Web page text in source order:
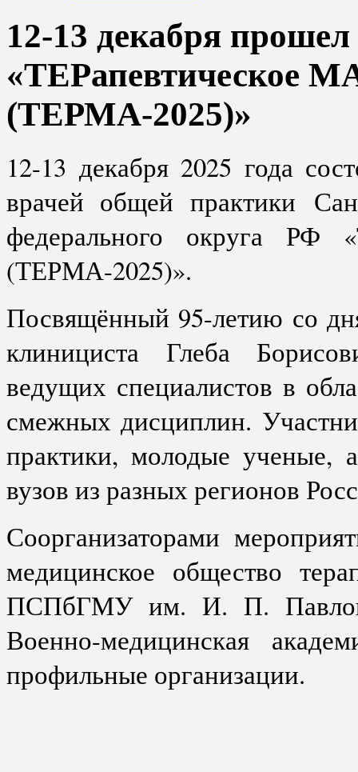
12-13 декабря прошел
«ТЕРапевтическое
(ТЕРМА-2025)»
12-13 декабря 2025 года
врачей общей практики
федерального округа РФ
(ТЕРМА-2025)».
Посвящённый 95-летию со
клинициста Глеба
ведущих специалистов в
смежных дисциплин.
практики, молодые ученые,
вузов из разных регионов
Соорганизаторами
медицинское общество
ПСПбГМУ им. И. П.
Военно-медицинская
профильные организации.